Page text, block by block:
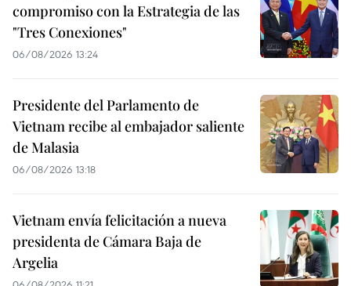
compromiso con la Estrategia de las
"Tres Conexiones"
06/08/2026 13:24
Presidente del Parlamento de
Vietnam recibe al embajador saliente
de Malasia
06/08/2026 13:18
Vietnam envía felicitación a nueva
presidenta de Cámara Baja de
Argelia